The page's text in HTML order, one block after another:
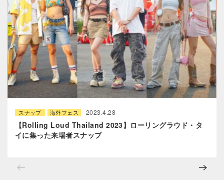
スナップ 海外フェス 2023.4.28
【Rolling Loud Thailand 2023】ローリングラウド・タ
イに集った来場者スナップ